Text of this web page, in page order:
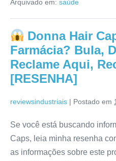
Funciona?
Comprar,
Bula,
Anvisa
[RESENHA]
Arquivado em: saúde
Donna Hair
Farmácia? Bula,
Reclame Aqui,
[RESENHA]
reviewsindustriais | Postado em
Se você está buscando
Caps, leia minha resenha
as informações sobre este